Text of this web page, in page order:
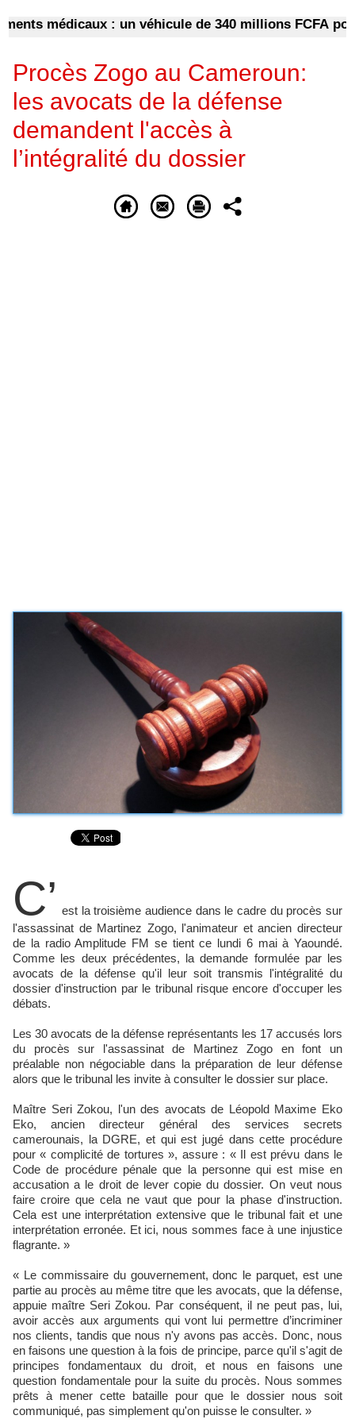
médicaux : un véhicule de 340 millions FCFA pour
Procès Zogo au Cameroun:
les avocats de la défense
demandent l'accès à
l’intégralité du dossier
C’ est la troisième audience dans le cadre du procès sur
l'assassinat de Martinez Zogo, l'animateur et ancien directeur
de la radio Amplitude FM se tient ce lundi 6 mai à Yaoundé.
Comme les deux précédentes, la demande formulée par les
avocats de la défense qu'il leur soit transmis l'intégralité du
dossier d'instruction par le tribunal risque encore d'occuper les
débats.
Les 30 avocats de la défense représentants les 17 accusés lors
du procès sur l'assassinat de Martinez Zogo en font un
préalable non négociable dans la préparation de leur défense
alors que le tribunal les invite à consulter le dossier sur place.
Maître Seri Zokou, l'un des avocats de Léopold Maxime Eko
Eko, ancien directeur général des services secrets
camerounais, la DGRE, et qui est jugé dans cette procédure
pour « complicité de tortures », assure : « Il est prévu dans le
Code de procédure pénale que la personne qui est mise en
accusation a le droit de lever copie du dossier. On veut nous
faire croire que cela ne vaut que pour la phase d'instruction.
Cela est une interprétation extensive que le tribunal fait et une
interprétation erronée. Et ici, nous sommes face à une injustice
flagrante. »
« Le commissaire du gouvernement, donc le parquet, est une
partie au procès au même titre que les avocats, que la défense,
appuie maître Seri Zokou. Par conséquent, il ne peut pas, lui,
avoir accès aux arguments qui vont lui permettre d’incriminer
nos clients, tandis que nous n'y avons pas accès. Donc, nous
en faisons une question à la fois de principe, parce qu'il s'agit de
principes fondamentaux du droit, et nous en faisons une
question fondamentale pour la suite du procès. Nous sommes
prêts à mener cette bataille pour que le dossier nous soit
communiqué, pas simplement qu'on puisse le consulter. »